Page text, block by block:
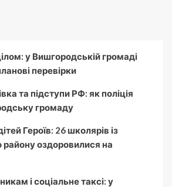
у Вишгородській громаді
перевірки
та підступи РФ: як поліція
громаду
Героїв: 26 школярів із
оздоровилися на
і соціальне таксі: у